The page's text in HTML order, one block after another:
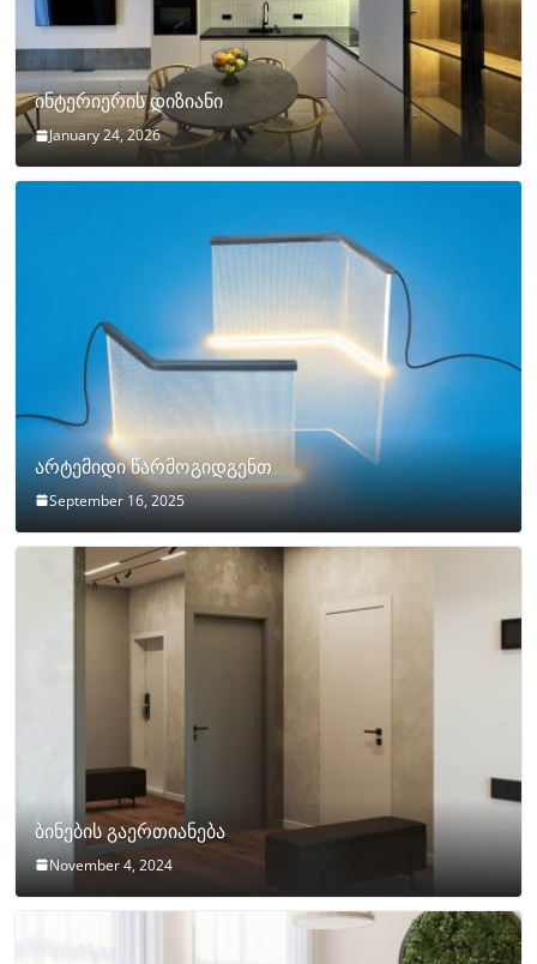
ინტერიერის დიზიანი
January 24, 2026
არტემიდი წარმოგიდგენთ
September 16, 2025
ბინების გაერთიანება
November 4, 2024